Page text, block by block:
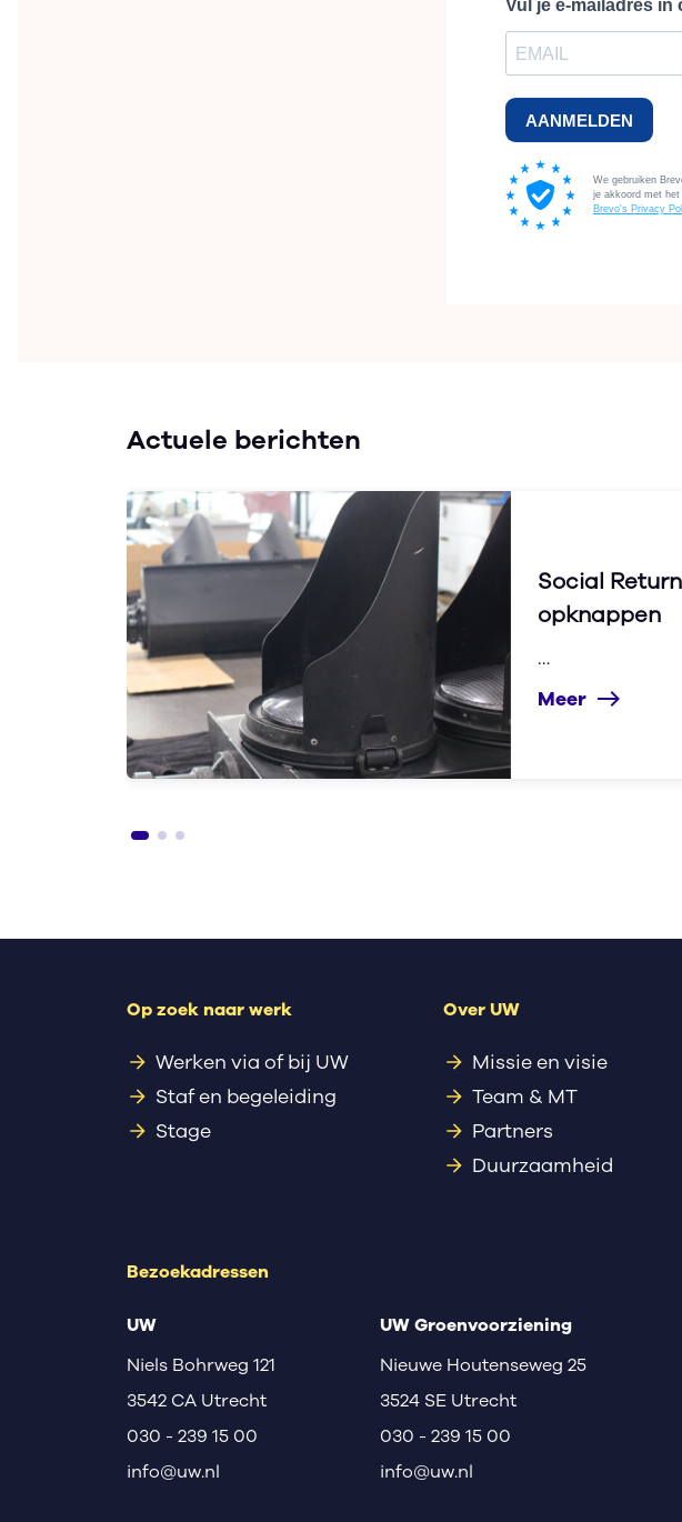
Actuele berichten
Social
opknappen
…
Meer east
Op zoek naar werk
Werken via of bij UW
Staf en begeleiding
Stage
Over UW
Missie en visie
Team & MT
Partners
Duurzaamheid
Bezoekadressen
UW
Niels Bohrweg 121
3542 CA Utrecht
030 - 239 15 00
info@uw.nl
UW Groenvoorziening
Nieuwe Houtenseweg 25
3524 SE Utrecht
030 - 239 15 00
info@uw.nl